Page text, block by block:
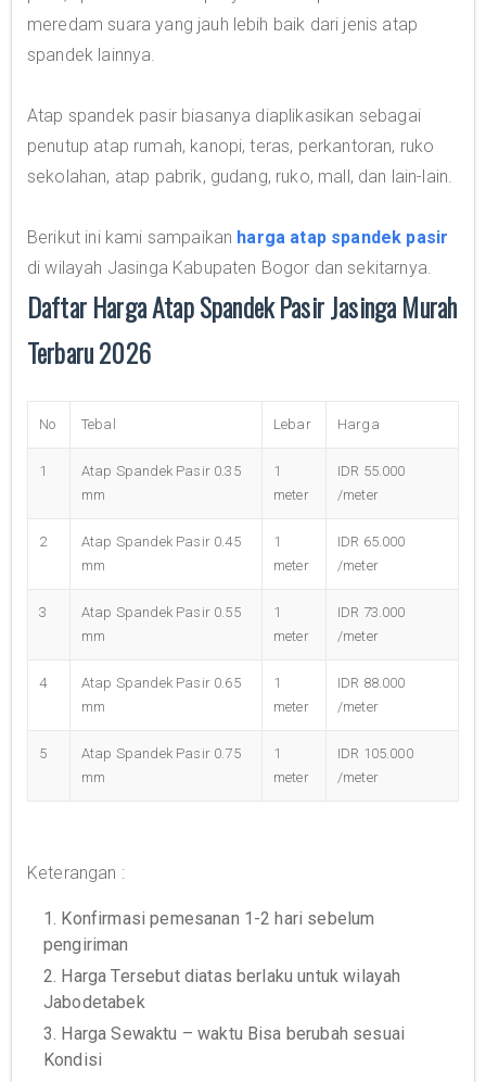
meredam suara yang jauh lebih baik dari jenis atap
spandek lainnya.
Atap spandek pasir biasanya diaplikasikan sebagai
penutup atap rumah, kanopi, teras, perkantoran, ruko
sekolahan, atap pabrik, gudang, ruko, mall, dan lain-lain.
Berikut ini kami sampaikan harga atap spandek pasir
di wilayah Jasinga Kabupaten Bogor dan sekitarnya.
Daftar Harga Atap Spandek Pasir Jasinga Murah
Terbaru 2026
No Tebal Lebar Harga
1
Atap Spandek Pasir 0.35
mm
1
meter
IDR 55.000
/meter
2
Atap Spandek Pasir 0.45
mm
1
meter
IDR 65.000
/meter
3
Atap Spandek Pasir 0.55
mm
1
meter
IDR 73.000
/meter
4
Atap Spandek Pasir 0.65
mm
1
meter
IDR 88.000
/meter
5
Atap Spandek Pasir 0.75
mm
1
meter
IDR 105.000
/meter
Keterangan :
1. Konfirmasi pemesanan 1-2 hari sebelum
pengiriman
2. Harga Tersebut diatas berlaku untuk wilayah
Jabodetabek
3. Harga Sewaktu – waktu Bisa berubah sesuai
Kondisi